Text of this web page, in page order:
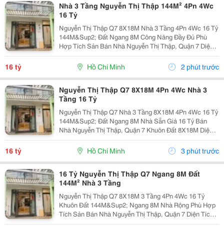
Nhà 3 Tầng Nguyễn Thị Thập 144M² 4Pn 4Wc
16 Tỷ
Nguyễn Thị Thập Q7 8X18M Nhà 3 Tầng 4Pn 4Wc 16 Tỷ
144M&Sup2; Đất Ngang 8M Công Năng Đầy Đủ Phù
Hợp Tích Sản Bán Nhà Nguyễn Thị Thập, Quận 7 Diện
Tích Đất 8X18M Tổng 144M&Sup2; Nhà 3 Tầng 4 Phòng
Ngủ &Ndash; 4 Toilet. Thông Số 8X18M 144M&Sup2;...
16 tỷ Hồ Chí Minh 2 phút trước
Nguyễn Thị Thập Q7 8X18M 4Pn 4Wc Nhà 3
Tầng 16 Tỷ
Nguyễn Thị Thập Q7 Nhà 3 Tầng 8X18M 4Pn 4Wc 16 Tỷ
144M&Sup2; Đất Ngang 8M Nhà Sẵn Giá 16 Tỷ Bán
Nhà Nguyễn Thị Thập, Quận 7 Khuôn Đất 8X18M Diện
Tích 144M&Sup2; Nhà 3 Tầng 4 Phòng Ngủ &Ndash; 4
Toilet. Thông Tin Nhà Kích Thước:...
16 tỷ Hồ Chí Minh 3 phút trước
16 Tỷ Nguyễn Thị Thập Q7 Ngang 8M Đất
144M² Nhà 3 Tầng
Nguyễn Thị Thập Q7 8X18M 3 Tầng 4Pn 4Wc 16 Tỷ
Khuôn Đất 144M&Sup2; Ngang 8M Nhà Rộng Phù Hợp
Tích Sản Bán Nhà Nguyễn Thị Thập, Quận 7 Diện Tích
Đất 8X18M Tổng 144M&Sup2; Kết Cấu 3 Tầng Công